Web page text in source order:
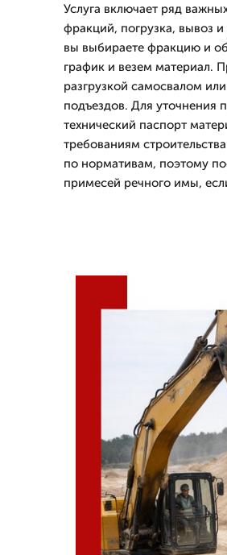
Услуга включает ряд
фракций, погрузка, вывоз
вы выбираете фракцию и
график и везем материал.
разгрузкой самосвалом
подъездов. Для уточнения
технический паспорт
требованиям
по нормативам, поэтому
примесей речного имы,